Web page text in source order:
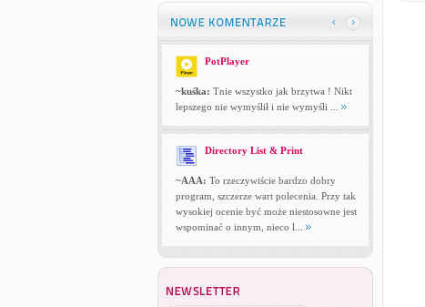
PotPlayer
~kuśka: Tnie wszystko jak brzytwa ! Nikt
lepszego nie wymyślił i nie wymyśli ...
Directory List & Print
~AAA: To rzeczywiście bardzo dobry
program, szczerze wart polecenia. Przy tak
wysokiej ocenie być może niestosowne jest
wspominać o innym, nieco l...